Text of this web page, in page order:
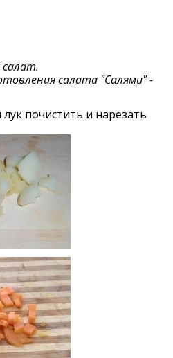
салата "Салями" -
почистить и нарезать